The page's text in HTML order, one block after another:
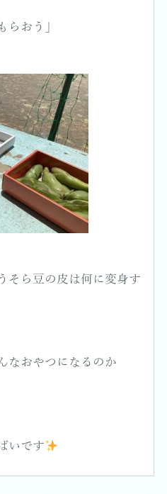
らおう」
そら豆の皮は何に変身す
なおやつになるのか
いです